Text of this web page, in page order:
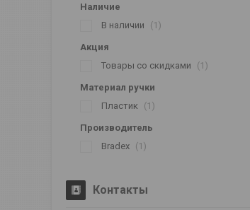
Наличие
В наличии
1
Акция
Товары со скидками
1
Материал ручки
Пластик
1
Производитель
Bradex
1
Контакты